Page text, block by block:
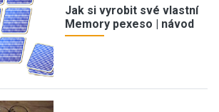
Jak si vyrobit své vlastní
Memory pexeso | návod